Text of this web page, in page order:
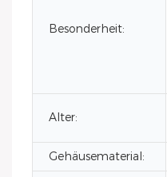
Besonderheit:
Alter:
Gehäusematerial: